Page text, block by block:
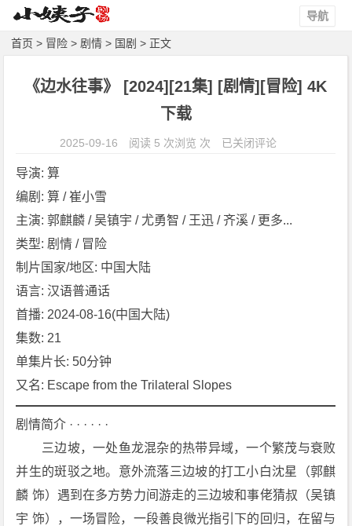
导航
首页 > 冒险 > 剧情 > 国剧 > 正文
《边水往事》 [2024][21集] [剧情][冒险] 4K
下载
2025-09-16 阅读 5 次浏览 次
《边
[2
K
下
载
已关闭评论
导演: 算
编剧: 算 / 崔小雪
主演: 郭麒麟 / 吴镇宇 / 尤勇智 / 王迅 / 齐溪 / 更多...
类型: 剧情 / 冒险
制片国家/地区: 中国大陆
语言: 汉语普通话
首播: 2024-08-16(中国大陆)
集数: 21
单集片长: 50分钟
又名: Escape from the Trilateral Slopes
剧情简介 · · · · · ·
三边坡，一处鱼龙混杂的热带异域，一个繁茂与衰败
并生的斑驳之地。意外流落三边坡的打工小白沈星（郭麒
麟 饰）遇到在多方势力间游走的三边坡和事佬猜叔（吴镇
宇 饰），一场冒险，一段善良微光指引下的回归，在留与